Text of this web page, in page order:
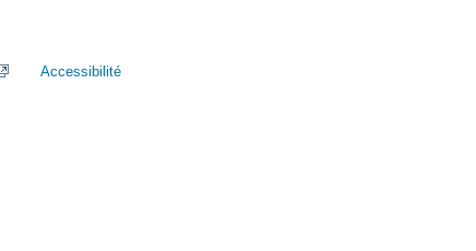
Accessibilité